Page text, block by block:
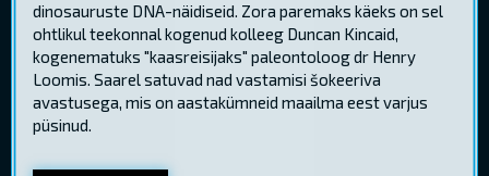
dinosauruste DNA-näidiseid. Zora paremaks käeks on sel
ohtlikul teekonnal kogenud kolleeg Duncan Kincaid,
kogenematuks "kaasreisijaks" paleontoloog dr Henry
Loomis. Saarel satuvad nad vastamisi šokeeriva
avastusega, mis on aastakümneid maailma eest varjus
püsinud.